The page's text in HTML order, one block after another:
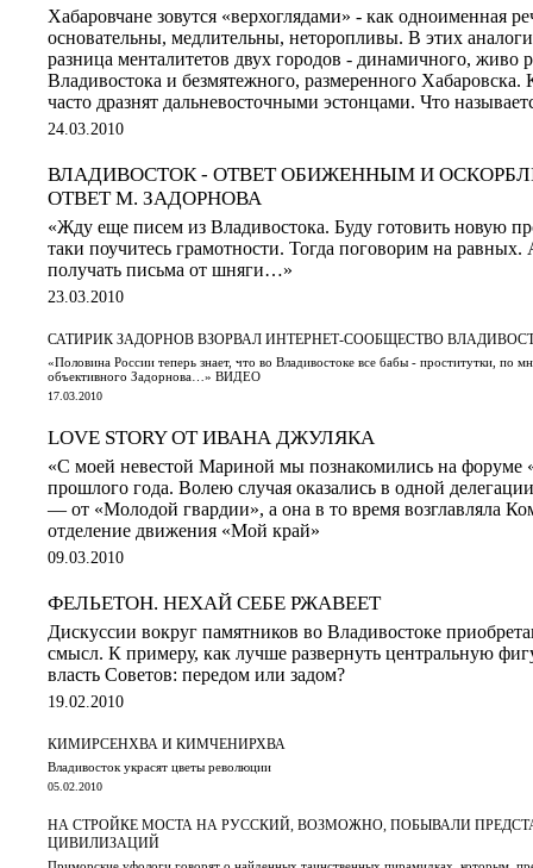
Хабаровчане зовутся «верхоглядами» - как одноименная
основательны, медлительны, неторопливы. В этих
разница менталитетов двух городов - динамичного, живо
Владивостока и безмятежного, размеренного Хабаровска.
часто дразнят дальневосточными эстонцами. Что
24.03.2010
ВЛАДИВОСТОК - ОТВЕТ ОБИЖЕННЫМ И
ОТВЕТ М. ЗАДОРНОВА
«Жду еще писем из Владивостока. Буду готовить новую
таки поучитесь грамотности. Тогда поговорим на равных.
получать письма от шняги…»
23.03.2010
САТИРИК ЗАДОРНОВ ВЗОРВАЛ ИНТЕРНЕТ-СООБЩЕСТВО
«Половина России теперь знает, что во Владивостоке все бабы - проститутки, по
объективного Задорнова…» ВИДЕО
17.03.2010
LOVE STORY ОТ ИВАНА ДЖУЛЯКА
«С моей невестой Мариной мы познакомились на форуме
прошлого года. Волею случая оказались в одной
— от «Молодой гвардии», а она в то время возглавляла
отделение движения «Мой край»
09.03.2010
ФЕЛЬЕТОН. НЕХАЙ СЕБЕ РЖАВЕЕТ
Дискуссии вокруг памятников во Владивостоке
смысл. К примеру, как лучше развернуть центральную
власть Советов: передом или задом?
19.02.2010
КИМИРСЕНХВА И КИМЧЕНИРХВА
Владивосток украсят цветы революции
05.02.2010
НА СТРОЙКЕ МОСТА НА РУССКИЙ, ВОЗМОЖНО, ПОБЫВАЛИ
ЦИВИЛИЗАЦИЙ
Приморские уфологи говорят о найденных таинственных пирамидках, которым,